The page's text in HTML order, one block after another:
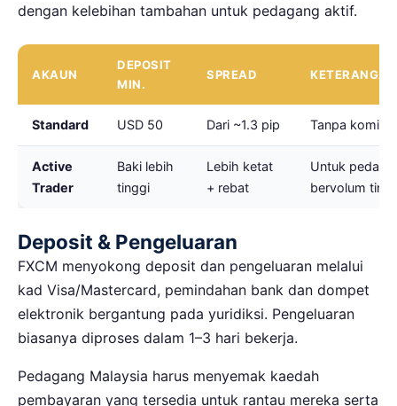
dengan kelebihan tambahan untuk pedagang aktif.
AKAUN
DEPOSIT
MIN.
SPREAD KETERANGAN
Standard USD 50 Dari ~1.3 pip Tanpa
Active
Trader
Baki lebih
tinggi
Lebih ketat
+ rebat
Untuk
bervolum
Deposit & Pengeluaran
FXCM menyokong deposit dan pengeluaran melalui
kad Visa/Mastercard, pemindahan bank dan dompet
elektronik bergantung pada yuridiksi. Pengeluaran
biasanya diproses dalam 1–3 hari bekerja.
Pedagang Malaysia harus menyemak kaedah
pembayaran yang tersedia untuk rantau mereka serta